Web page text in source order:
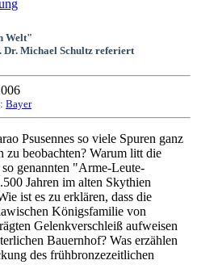
Welt"
Dr. Michael Schultz referiert
Bayer
Psusennes so viele Spuren ganz
zu beobachten? Warum litt die
genannten "Arme-Leute-
Jahren im alten Skythien
ist es zu erklären, dass die
Königsfamilie von
Gelenkverschleiß aufweisen
Bauernhof? Was erzählen
des frühbronzezeitlichen